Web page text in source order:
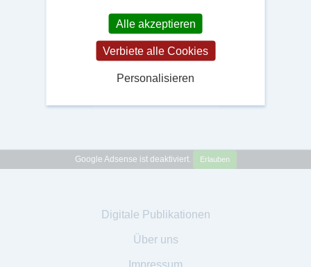
Google Adsense ist deaktiviert. Erlauben
Digitale Publikationen
Über uns
Impressum
Alle akzeptieren
Verbiete alle Cookies
Personalisieren